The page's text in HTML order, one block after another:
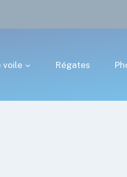
voile Régates